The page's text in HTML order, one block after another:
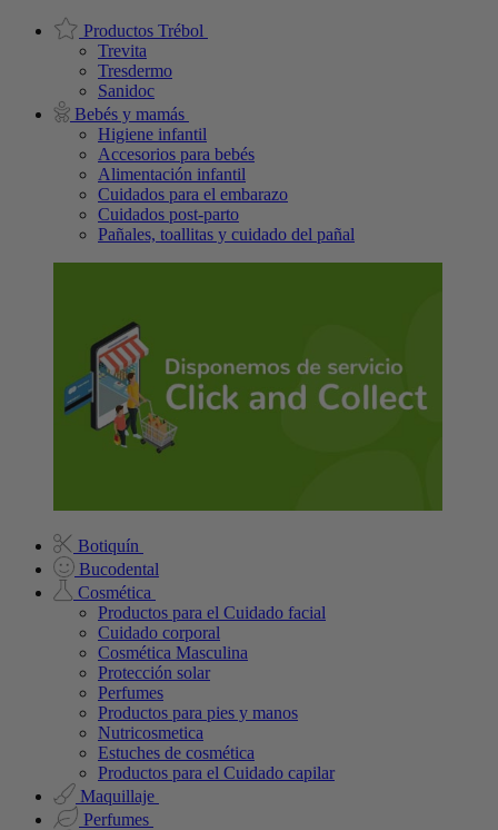
Productos Trébol
Trevita
Tresdermo
Sanidoc
Bebés y mamás
Higiene infantil
Accesorios para bebés
Alimentación infantil
Cuidados para el embarazo
Cuidados post-parto
Pañales, toallitas y cuidado del pañal
Botiquín
Bucodental
Cosmética
Productos para el Cuidado facial
Cuidado corporal
Cosmética Masculina
Protección solar
Perfumes
Productos para pies y manos
Nutricosmetica
Estuches de cosmética
Productos para el Cuidado capilar
Maquillaje
Perfumes